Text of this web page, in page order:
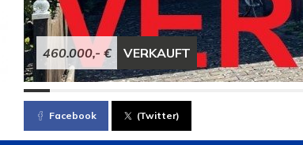
460.000,- € VERKAUFT
Facebook (Twitter)